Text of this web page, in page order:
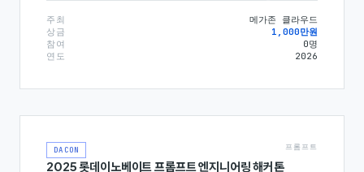
주최
메가존 클라우드
상금
1,000만원
참여
0명
연도
2026
DACON 프롬프트
2025 롯데이노베이트 프롬프트 엔지니어링 해커톤